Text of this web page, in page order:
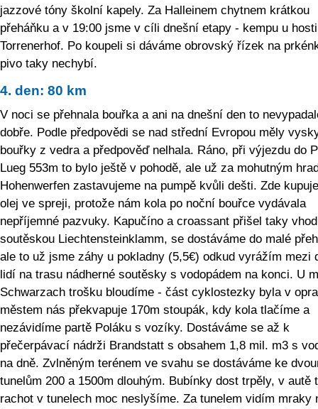
jazzové tóny školní kapely. Za Halleinem chytnem krátkou
přeháňku a v 19:00 jsme v cíli dnešní etapy - kempu u
Torrenerhof. Po koupeli si dáváme obrovský řízek na
pivo taky nechybí.
4. den: 80 km
V noci se přehnala bouřka a ani na dnešní den to
dobře. Podle předpovědi se nad střední Evropou měly
bouřky z vedra a předpověď nelhala. Ráno, při výjezdu do
Lueg 553m to bylo ještě v pohodě, ale už za mohutným
Hohenwerfen zastavujeme na pumpě kvůli dešti. Zde
olej ve spreji, protože nám kola po noční bouřce vydávala
nepříjemné pazvuky. Kapučíno a croassant přišel taky
soutěskou Liechtensteinklamm, se dostáváme do malé
ale to už jsme záhy u pokladny (5,5€) odkud vyrážím mezi
lidí na trasu nádherné soutěsky s vodopádem na konci. U
Schwarzach trošku bloudíme - část cyklostezky byla v
městem nás překvapuje 170m stoupák, kdy kola tlačíme a
nezávidíme partě Poláku s vozíky. Dostáváme se až k
přečerpávací nádrži Brandstatt s obsahem 1,8 mil. m3 s
na dně. Zvlněným terénem ve svahu se dostáváme ke
tunelům 200 a 1500m dlouhým. Bubínky dost trpěly, v autě
rachot v tunelech moc neslyšíme. Za tunelem vidím mraky